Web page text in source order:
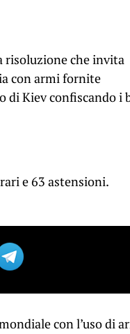
risoluzione che invita
con armi fornite
di Kiev confiscando i
e 63 astensioni.
con l’uso di